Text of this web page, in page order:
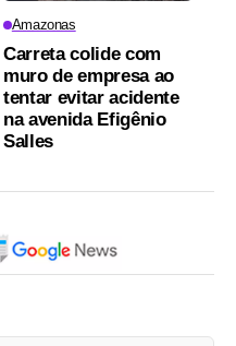
Amazonas
Carreta colide com
muro de empresa ao
tentar evitar acidente
na avenida Efigênio
Salles